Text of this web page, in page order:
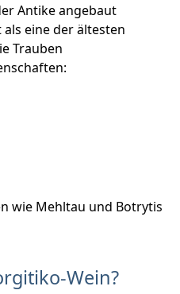
Antike angebaut
eine der ältesten
Trauben
wie Mehltau und Botrytis
Wein?